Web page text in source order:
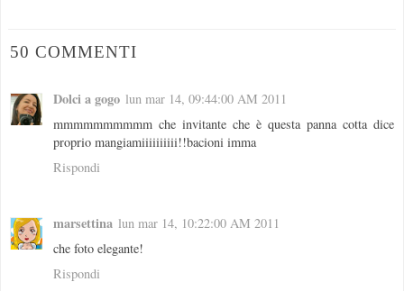
50 COMMENTI
Dolci a gogo lun mar 14, 09:44:00 AM 2011
mmmmmmmmmm che invitante che è questa panna cotta dice
proprio mangiamiiiiiiiiii!!bacioni imma
Rispondi
marsettina lun mar 14, 10:22:00 AM 2011
che foto elegante!
Rispondi